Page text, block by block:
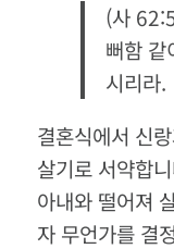
(사
뻐함 같
시리라.
결혼식에서 신
살기로 서약합
아내와 떨어져
자 무언가를 결